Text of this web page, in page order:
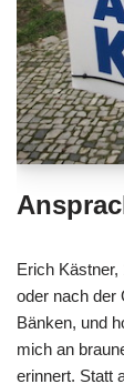
Erich Kästner,
oder nach der
Bänken, und
mich an
erinnert. Statt